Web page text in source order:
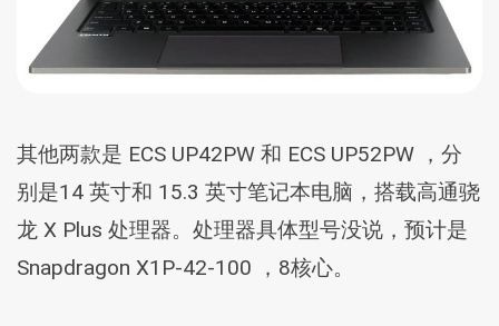
其他两款是 ECS UP42PW 和 ECS UP52PW ，分
别是14 英寸和 15.3 英寸笔记本电脑，搭载高通骁
龙 X Plus 处理器。处理器具体型号没说，预计是
Snapdragon X1P-42-100 ，8核心。